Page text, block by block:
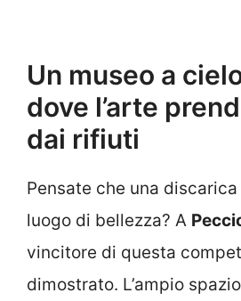
Un museo a
dove l’arte
dai rifiuti
Pensate che una
luogo di bellezza? A
vincitore di questa
dimostrato. L’ampio